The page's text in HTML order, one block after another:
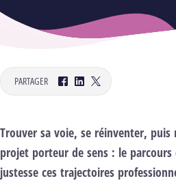
PARTAGER
Facebook
LinkedInTwitter
Trouver sa voie, se réinventer, puis
projet porteur de sens : le parcours
justesse ces trajectoires